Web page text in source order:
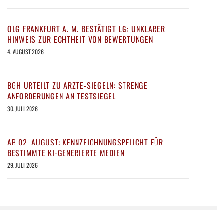
OLG FRANKFURT A. M. BESTÄTIGT LG: UNKLARER
HINWEIS ZUR ECHTHEIT VON BEWERTUNGEN
4. AUGUST 2026
BGH URTEILT ZU ÄRZTE-SIEGELN: STRENGE
ANFORDERUNGEN AN TESTSIEGEL
30. JULI 2026
AB 02. AUGUST: KENNZEICHNUNGSPFLICHT FÜR
BESTIMMTE KI-GENERIERTE MEDIEN
29. JULI 2026